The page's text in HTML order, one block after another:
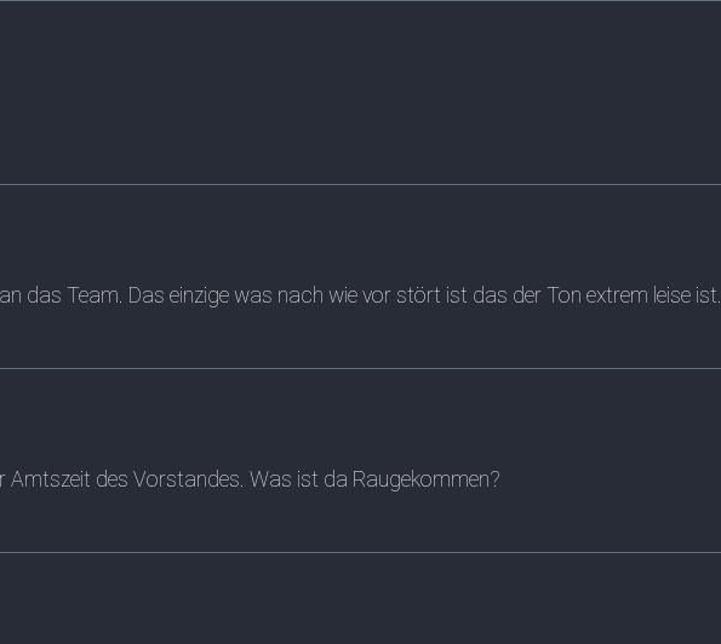
das Team. Das einzige was nach wie vor stört ist das der Ton extrem leise ist.
des Vorstandes. Was ist da Raugekommen?